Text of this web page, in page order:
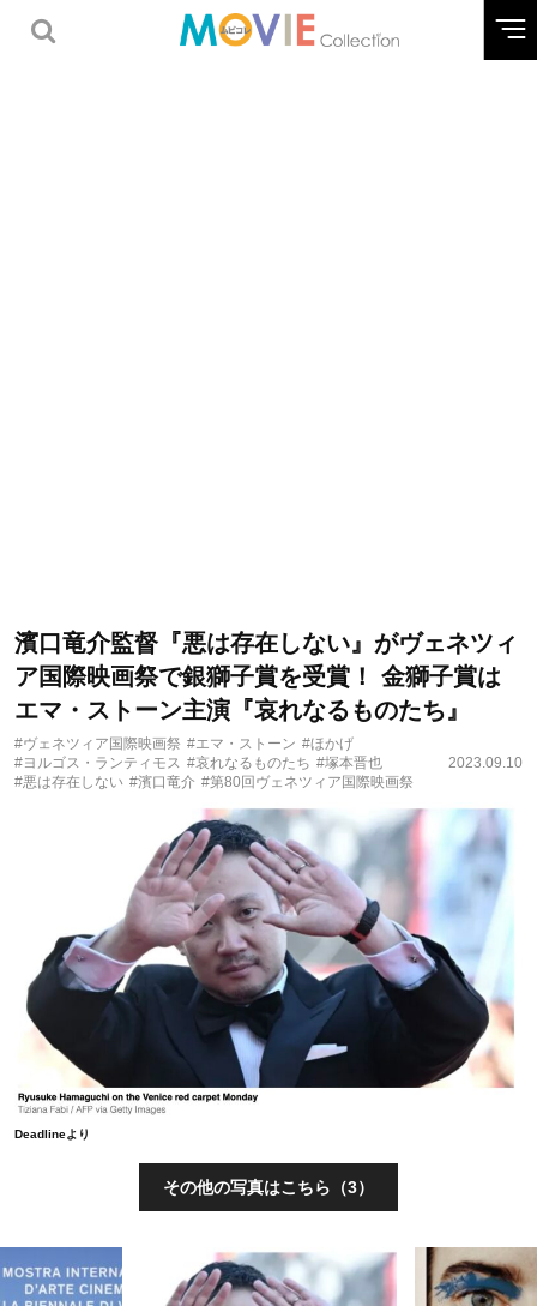
濱口竜介監督『悪は存在しない』がヴェネツィ
ア国際映画祭で銀獅子賞を受賞！ 金獅子賞は
エマ・ストーン主演『哀れなるものたち』
#ヴェネツィア国際映画祭 #エマ・ストーン #ほかげ
#ヨルゴス・ランティモス #哀れなるものたち #塚本晋也
#悪は存在しない #濱口竜介 #第80回ヴェネツィア国際映画祭
2023.09.10
Deadlineより
その他の写真はこちら（3）